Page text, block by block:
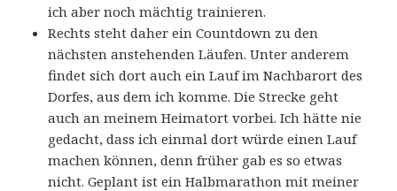
ich aber noch mächtig trainieren.
Rechts steht daher ein Countdown zu den
nächsten anstehenden Läufen. Unter anderem
findet sich dort auch ein Lauf im Nachbarort des
Dorfes, aus dem ich komme. Die Strecke geht
auch an meinem Heimatort vorbei. Ich hätte nie
gedacht, dass ich einmal dort würde einen Lauf
machen können, denn früher gab es so etwas
nicht. Geplant ist ein Halbmarathon mit meiner